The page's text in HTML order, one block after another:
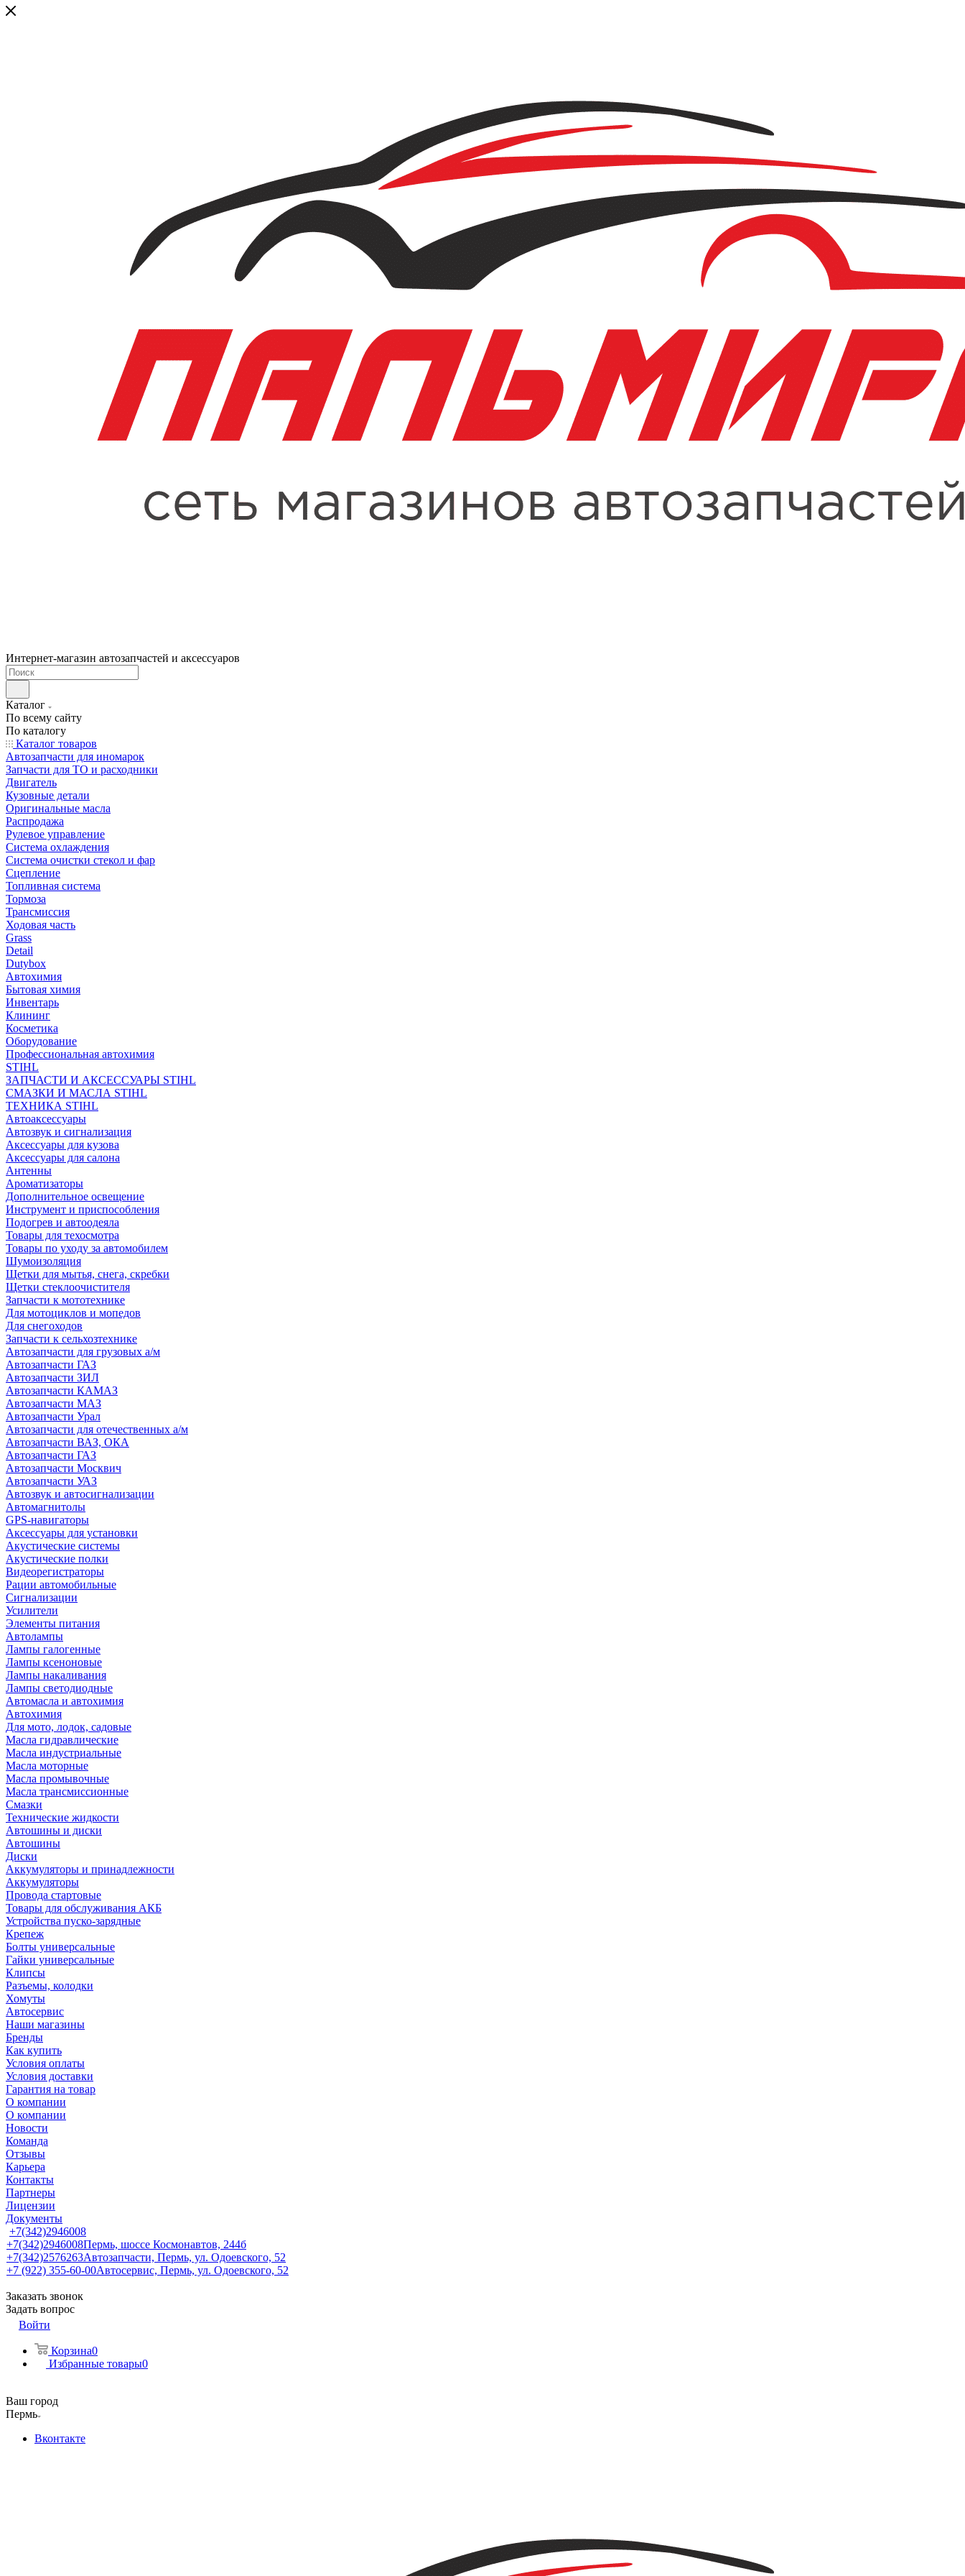
Интернет-магазин автозапчастей и аксессуаров
Каталог
По всему сайту
По каталогу
Каталог товаров
Автозапчасти для иномарок
Запчасти для ТО и расходники
Двигатель
Кузовные детали
Оригинальные масла
Распродажа
Рулевое управление
Система охлаждения
Система очистки стекол и фар
Сцепление
Топливная система
Тормоза
Трансмиссия
Ходовая часть
Grass
Detail
Dutybox
Автохимия
Бытовая химия
Инвентарь
Клининг
Косметика
Оборудование
Профессиональная автохимия
STIHL
ЗАПЧАСТИ И АКСЕССУАРЫ STIHL
СМАЗКИ И МАСЛА STIHL
ТЕХНИКА STIHL
Автоаксессуары
Автозвук и сигнализация
Аксессуары для кузова
Аксессуары для салона
Антенны
Ароматизаторы
Дополнительное освещение
Инструмент и приспособления
Подогрев и автоодеяла
Товары для техосмотра
Товары по уходу за автомобилем
Шумоизоляция
Щетки для мытья, снега, скребки
Щетки стеклоочистителя
Запчасти к мототехнике
Для мотоциклов и мопедов
Для снегоходов
Запчасти к сельхозтехнике
Автозапчасти для грузовых а/м
Автозапчасти ГАЗ
Автозапчасти ЗИЛ
Автозапчасти КАМАЗ
Автозапчасти МАЗ
Автозапчасти Урал
Автозапчасти для отечественных а/м
Автозапчасти ВАЗ, ОКА
Автозапчасти ГАЗ
Автозапчасти Москвич
Автозапчасти УАЗ
Автозвук и автосигнализации
Автомагнитолы
GPS-навигаторы
Аксессуары для установки
Акустические системы
Акустические полки
Видеорегистраторы
Рации автомобильные
Сигнализации
Усилители
Элементы питания
Автолампы
Лампы галогенные
Лампы ксеноновые
Лампы накаливания
Лампы светодиодные
Автомасла и автохимия
Автохимия
Для мото, лодок, садовые
Масла гидравлические
Масла индустриальные
Масла моторные
Масла промывочные
Масла трансмиссионные
Смазки
Технические жидкости
Автошины и диски
Автошины
Диски
Аккумуляторы и принадлежности
Аккумуляторы
Провода стартовые
Товары для обслуживания АКБ
Устройства пуско-зарядные
Крепеж
Болты универсальные
Гайки универсальные
Клипсы
Разъемы, колодки
Хомуты
Автосервис
Наши магазины
Бренды
Как купить
Условия оплаты
Условия доставки
Гарантия на товар
О компании
О компании
Новости
Команда
Отзывы
Карьера
Контакты
Партнеры
Лицензии
Документы
+7(342)2946008
+7(342)2946008Пермь, шоссе Космонавтов, 244б
+7(342)2576263Автозапчасти, Пермь, ул. Одоевского, 52
+7 (922) 355-60-00Автосервис, Пермь, ул. Одоевского, 52
Заказать звонок
Задать вопрос
Войти
Корзина0
Избранные товары0
Ваш город
Пермь
Вконтакте